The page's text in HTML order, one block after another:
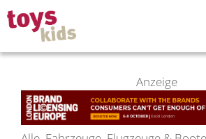
Zum
Inhalt
springen
Anzeige